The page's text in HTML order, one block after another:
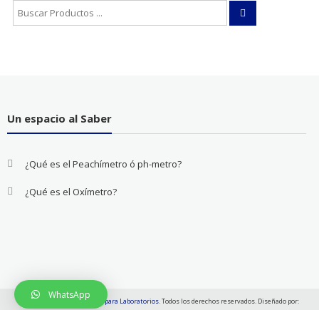
Buscar:
Un espacio al Saber
¿Qué es el Peachímetro ó ph-metro?
¿Qué es el Oxímetro?
Copyright © 2026 Productos para Laboratorios. Todos los derechos reservados. Diseñado por:
WhatsApp